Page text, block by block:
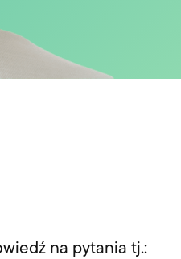
na pytania tj.: